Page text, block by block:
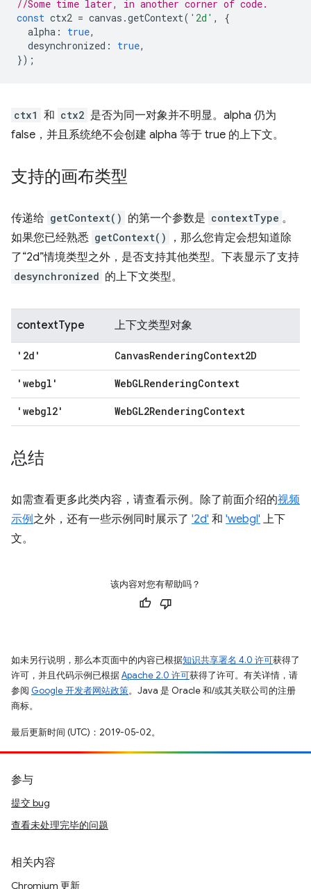
//Some time later, in another corner of code.
const ctx2 = canvas .getContext( '2d' ,
{
alpha : true,
desynchronized : true,
});
ctx1 和 ctx2 是否为同一对象并不明显。alpha 仍为
false，并且系统绝不会创建 alpha 等于 true 的上下文。
支持的画布类型
传递给 getContext() 的第一个参数是 contextType 。
如果您已经熟悉 getContext()
，那么您肯定会想知道除
了“2d”情境类型之外，是否支持其他类型。下表显示了支持
desynchronized 的上下文类型。
contextType 上下文类型对象
'2d' CanvasRenderingContext2D
'webgl' WebGLRenderingContext
'webgl2' WebGL2RenderingContext
总结
如需查看更多此类内容，请查看示例。除了前面介绍的视频
示例之外，还有一些示例同时展示了 '2d' 和 'webgl' 上下
文。
该内容对您有帮助吗？
如未另行说明，那么本页面中的内容已根据知识共享署名 4.0 许可获得了
许可，并且代码示例已根据Apache 2.0 许可获得了许可。有关详情，请
参阅 Google 开发者网站政策。Java 是 Oracle 和/或其关联公司的注册
商标。
最后更新时间 (UTC)：2019-05-02。
参与
提交 bug
查看未处理完毕的问题
相关内容
Chromium 更新